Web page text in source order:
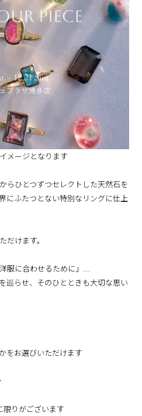
メージとなります
らひとつずつセレクトした天然石を
にふたつとない特別なリングに仕上
だけます。
服に合わせるために」…
巡らせ、そのひとときも大切な思い
をお選びいただけます
りがございます